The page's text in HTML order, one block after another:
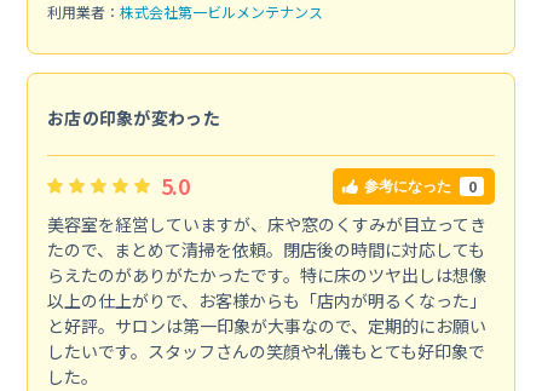
利用業者： 株式会社第一ビルメンテナンス
お店の印象が変わった
5.0 参考になった 0
美容室を経営していますが、床や窓のくすみが目立ってき
たので、まとめて清掃を依頼。閉店後の時間に対応しても
らえたのがありがたかったです。特に床のツヤ出しは想像
以上の仕上がりで、お客様からも「店内が明るくなった」
と好評。サロンは第一印象が大事なので、定期的にお願い
したいです。スタッフさんの笑顔や礼儀もとても好印象で
した。